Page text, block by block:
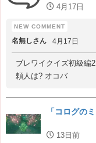
4月17日
名無しさん 4月17日
ブレワイクイズ初級
頼人は? オコバ
「コログの
13日前